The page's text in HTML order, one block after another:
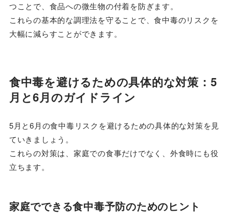
つことで、食品への微生物の付着を防ぎます。
これらの基本的な調理法を守ることで、食中毒のリスクを
大幅に減らすことができます。
食中毒を避けるための具体的な対策：5
月と6月のガイドライン
5月と6月の食中毒リスクを避けるための具体的な対策を見
ていきましょう。
これらの対策は、家庭での食事だけでなく、外食時にも役
立ちます。
家庭でできる食中毒予防のためのヒント